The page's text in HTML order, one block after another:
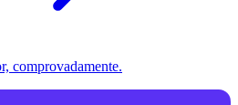
comprovadamente.